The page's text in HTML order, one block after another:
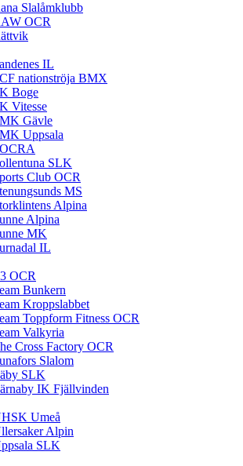
Slalåmklubb
OCR
IL
nationströja BMX
Boge
Vitesse
Gävle
Uppsala
SLK
Club OCR
MS
Alpina
Alpina
MK
IL
OCR
Bunkern
Kroppslabbet
Toppform Fitness OCR
Valkyria
Cross Factory OCR
Slalom
SLK
IK Fjällvinden
Umeå
Alpin
SLK